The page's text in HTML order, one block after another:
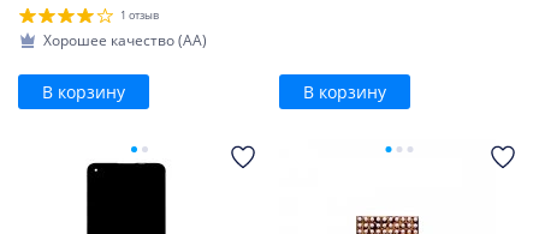
1 отзыв
Хорошее качество (AA)
В корзину В корзину